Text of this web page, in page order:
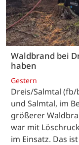
Waldbrand bei
haben
Gestern
Dreis/Salmtal (fb/
und Salmtal, im
größerer
war mit
im Einsatz. Das